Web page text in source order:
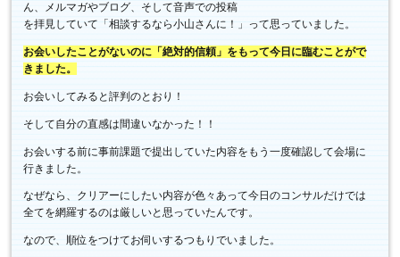
ん、メルマガやブログ、そして音声での投稿
を拝見していて「相談するなら小山さんに！」って思っていました。
お会いしたことがないのに「絶対的信頼」をもって今日に臨むことがで
きました。
お会いしてみると評判のとおり！
そして自分の直感は間違いなかった！！
お会いする前に事前課題で提出していた内容をもう一度確認して会場に
行きました。
なぜなら、クリアーにしたい内容が色々あって今日のコンサルだけでは
全てを網羅するのは厳しいと思っていたんです。
なので、順位をつけてお伺いするつもりでいました。